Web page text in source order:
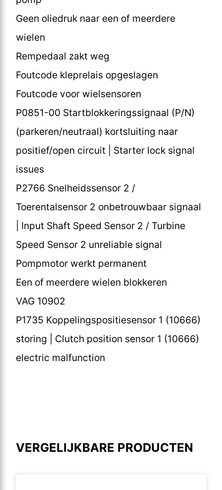
Geen oliedruk naar een of meerdere
wielen
Rempedaal zakt weg
Foutcode kleprelais opgeslagen
Foutcode voor wielsensoren
P0851-00 Startblokkeringssignaal (P/N)
(parkeren/neutraal) kortsluiting naar
positief/open circuit | Starter lock signal
issues
P2766 Snelheidssensor 2 /
Toerentalsensor 2 onbetrouwbaar signaal
| Input Shaft Speed Sensor 2 / Turbine
Speed Sensor 2 unreliable signal
Pompmotor werkt permanent
Een of meerdere wielen blokkeren
VAG 10902
P1735 Koppelingspositiesensor 1 (10666)
storing | Clutch position sensor 1 (10666)
electric malfunction
VERGELIJKBARE PRODUCTEN